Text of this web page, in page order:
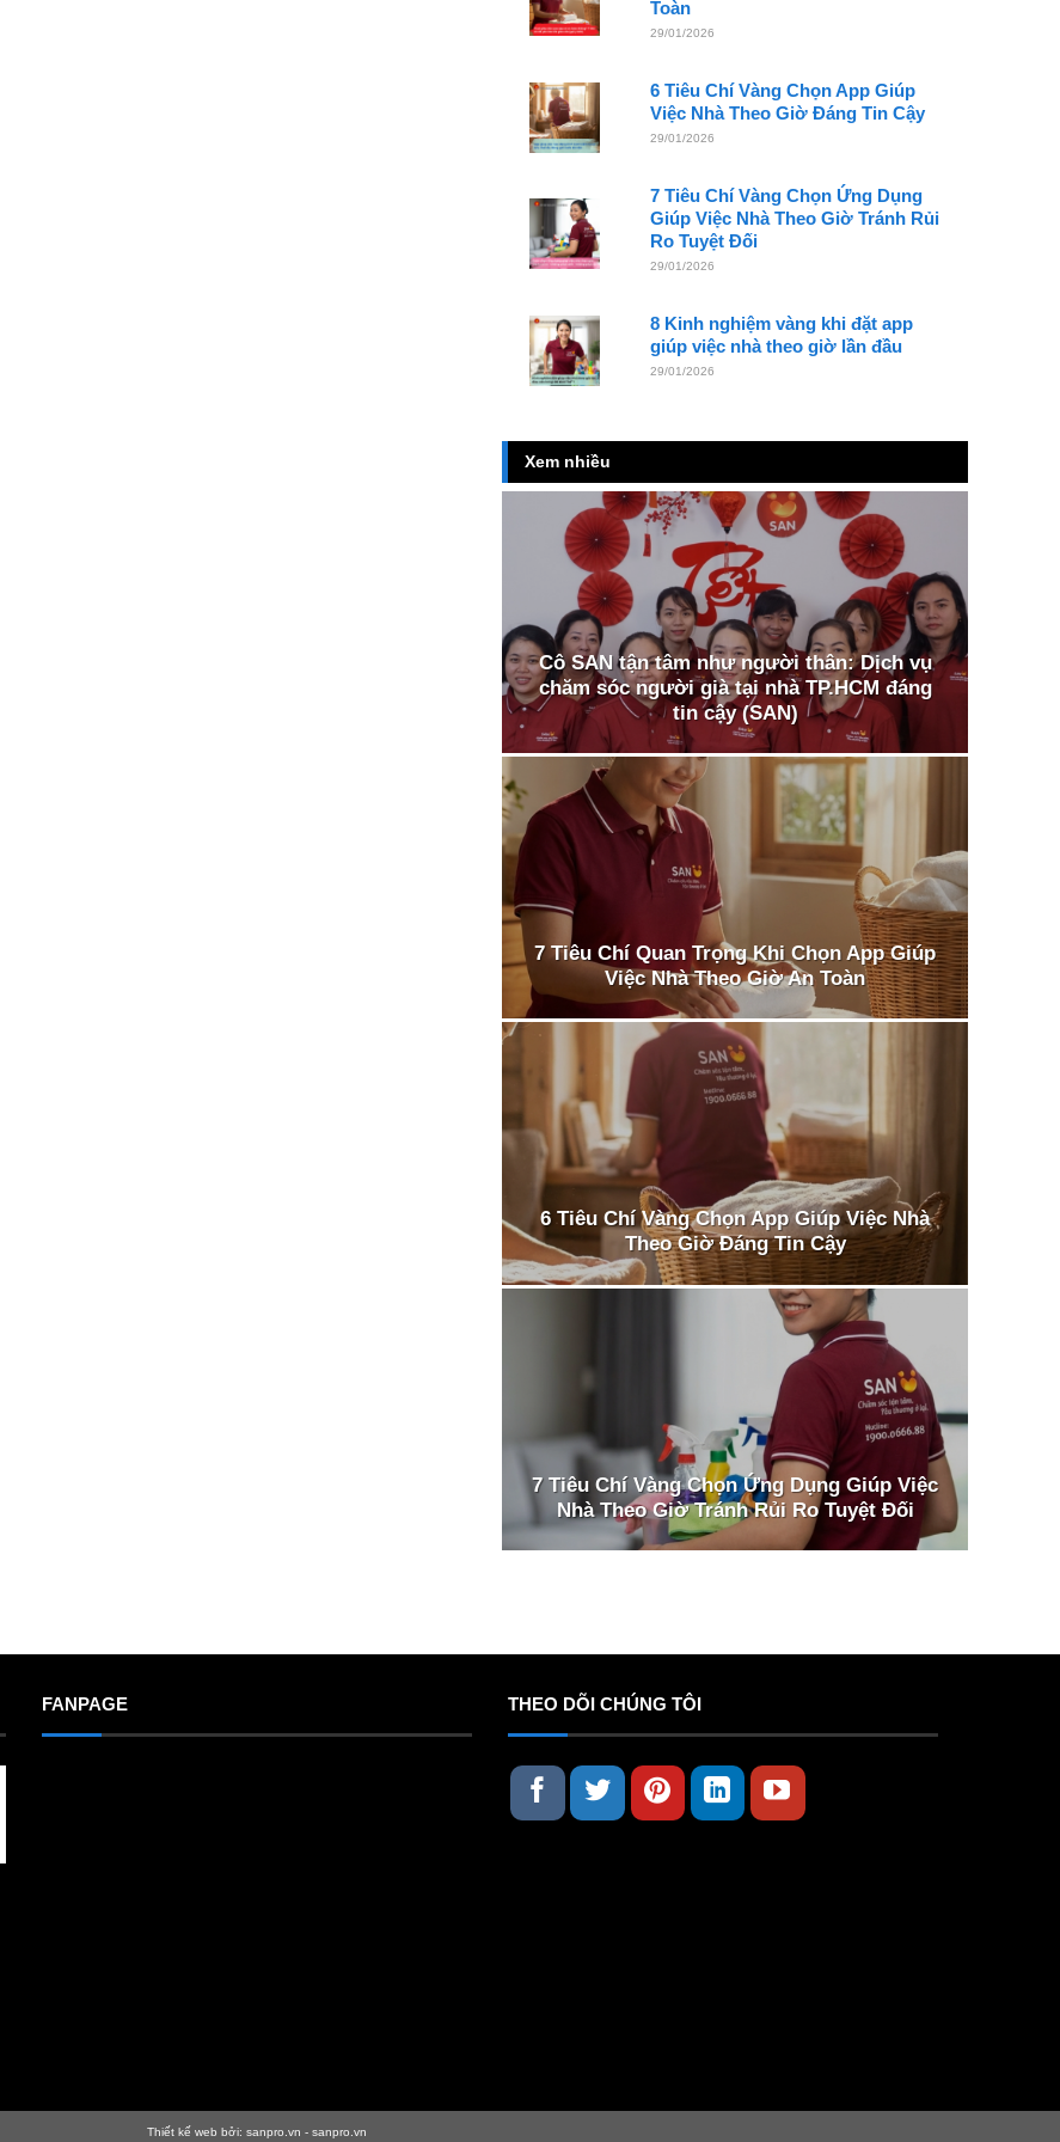
Toàn
29/01/2026
6 Tiêu Chí Vàng Chọn App Giúp
Việc Nhà Theo Giờ Đáng Tin Cậy
29/01/2026
7 Tiêu Chí Vàng Chọn Ứng Dụng
Giúp Việc Nhà Theo Giờ Tránh Rủi
Ro Tuyệt Đối
29/01/2026
8 Kinh nghiệm vàng khi đặt app
giúp việc nhà theo giờ lần đầu
29/01/2026
Xem nhiều
Cô SAN tận tâm như người thân: Dịch vụ
chăm sóc người già tại nhà TP.HCM đáng
tin cậy (SAN)
7 Tiêu Chí Quan Trọng Khi Chọn App Giúp
Việc Nhà Theo Giờ An Toàn
6 Tiêu Chí Vàng Chọn App Giúp Việc Nhà
Theo Giờ Đáng Tin Cậy
7 Tiêu Chí Vàng Chọn Ứng Dụng Giúp Việc
Nhà Theo Giờ Tránh Rủi Ro Tuyệt Đối
FANPAGE THEO DÕI CHÚNG TÔI
Thiết kế web bởi: sanpro.vn - sanpro.vn